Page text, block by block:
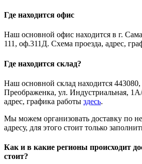
Где находится офис
Наш основной офис находится в г.
111, оф.311Д. Схема проезда, адрес,
Где находится склад?
Наш основной склад находится
Преображенка, ул. Индустриальная,
адрес, графика работы здесь.
Мы можем организовать доставку по
адресу, для этого стоит только
Как и в какие регионы происходит
стоит?